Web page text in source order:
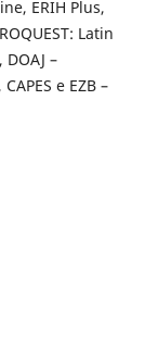
ERIH Plus,
Latin
–
e EZB –